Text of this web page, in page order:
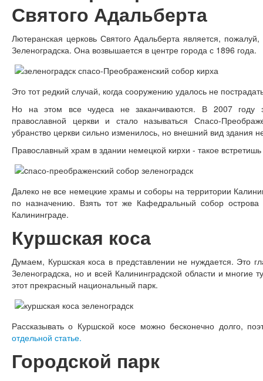
Святого Адальберта
Лютеранская церковь Святого Адальберта является,
Зеленоградска. Она возвышается в центре города с 1896 года.
Это тот редкий случай, когда сооружению удалось не
Но на этом все чудеса не заканчиваются. В 2007 году
православной церкви и стало называться Спасо-
убранство церкви сильно изменилось, но внешний вид здания
Православный храм в здании немецкой кирхи - такое встретишь
Далеко не все немецкие храмы и соборы на территории
по назначению. Взять тот же Кафедральный собор
Калининграде.
Куршская коса
Думаем, Куршская коса в представлении не нуждается. Это
Зеленоградска, но и всей Калининградской области и многие
этот прекрасный национальный парк.
Рассказывать о Куршской косе можно бесконечно долго,
отдельной статье.
Городской парк